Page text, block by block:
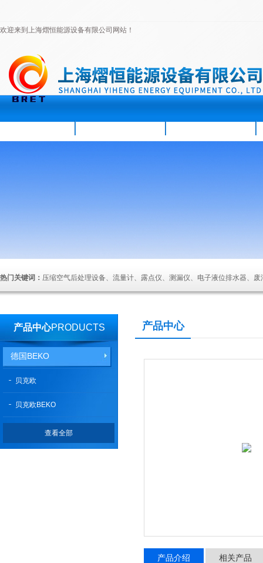
欢迎来到上海熠恒能源设备有限公司网站！
热门关键词： 压缩空气后处理设备、流量计、露点仪、测漏仪、电子液位排水器、
产品中心PRODUCTS
德国BEKO
贝克欧
贝克欧BEKO
查看全部
产品中心
产品介绍 相关产品